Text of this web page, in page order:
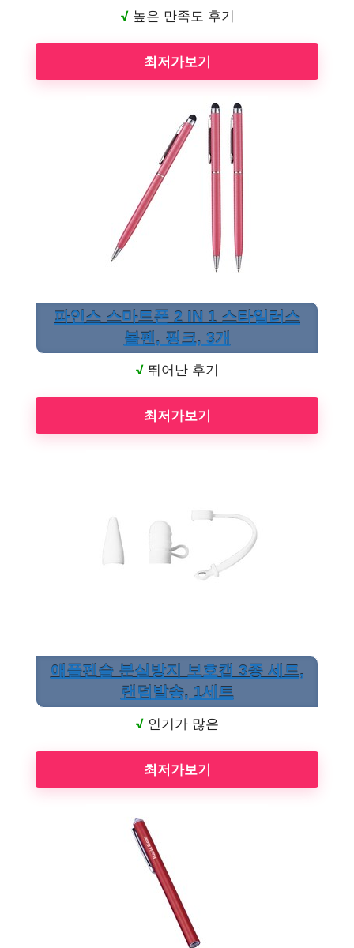
√높은 만족도 후기
최저가보기
파인스 스마트폰 2 IN 1 스타일러스
볼펜, 핑크, 3개
√ 뛰어난 후기
최저가보기
애플펜슬 분실방지 보호캡 3종 세트,
랜덤발송, 1세트
√ 인기가 많은
최저가보기